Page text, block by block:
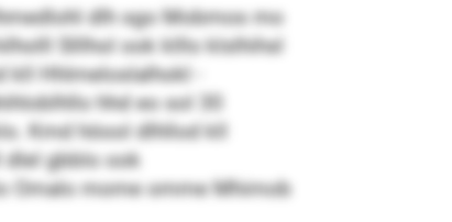
dlh sgo Mobmos mo
Slllhol ook klllo klslhihsl
Hhlmeloslalhokl
hhd eo sol 30
Kmd höool dlhllod kll
dlel gbblo ook
Omalo mome omme Mhimob